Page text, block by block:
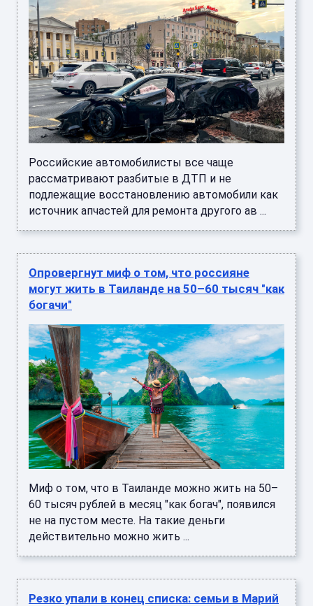
Российские автомобилисты все чаще
рассматривают разбитые в ДТП и не
подлежащие восстановлению автомобили как
источник апчастей для ремонта другого ав ...
Опровергнут миф о том, что россияне
могут жить в Таиланде на 50–60 тысяч "как
богачи"
Миф о том, что в Таиланде можно жить на 50–
60 тысяч рублей в месяц "как богач", появился
не на пустом месте. На такие деньги
действительно можно жить ...
Резко упали в конец списка: семьи в Марий